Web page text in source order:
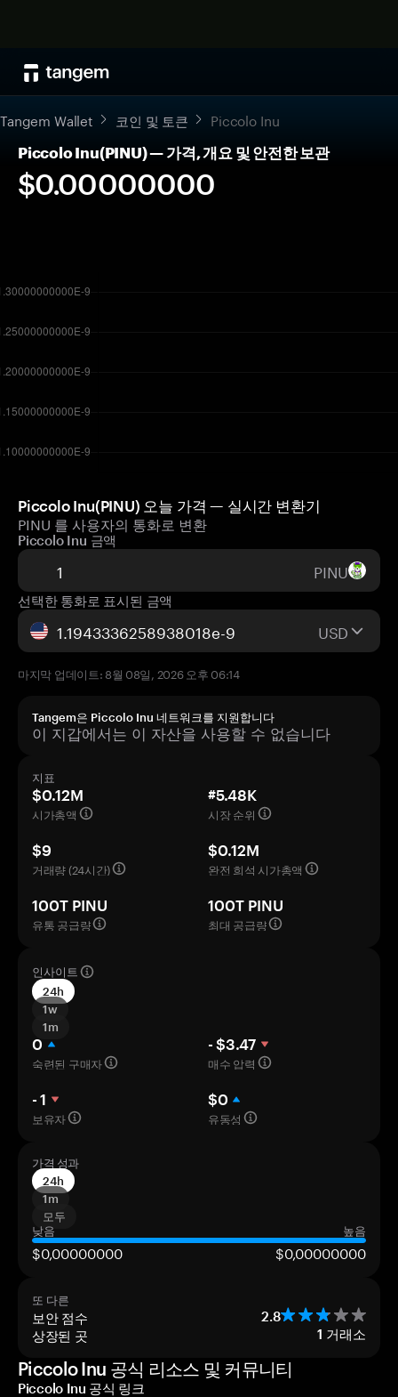
Tangem Wallet 코인 및 토큰 Piccolo Inu
Piccolo Inu(PINU) — 가격, 개요 및 안전한 보관
$0.00000000
Piccolo Inu(PINU) 오늘 가격 — 실시간 변환기
PINU 를 사용자의 통화로 변환
Piccolo Inu 금액
PINU
선택한 통화로 표시된 금액
USD
마지막 업데이트: 8월 08일, 2026 오후 06:14
Tangem은 Piccolo Inu 네트워크를 지원합니다
이 지갑에서는 이 자산을 사용할 수 없습니다
지표
$0.12M
시가총액
#5.48K
시장 순위
$9
거래량 (24시간)
$0.12M
완전 희석 시가총액
100T PINU
유통 공급량
100T PINU
최대 공급량
인사이트
24h
1w
1m
0
숙련된 구매자
- $3.47
매수 압력
- 1
보유자
$0
유동성
가격 성과
24h
1m
모두
낮음
높음
$0,00000000 $0,00000000
또 다른
보안 점수 2.8
상장된 곳 1 거래소
Piccolo Inu 공식 리소스 및 커뮤니티
Piccolo Inu 공식 링크